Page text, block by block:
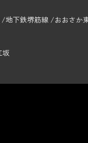
地下鉄堺筋線 おおさか
坂